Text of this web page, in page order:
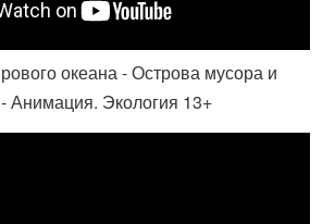
океана - Острова мусора и
Анимация. Экология 13+